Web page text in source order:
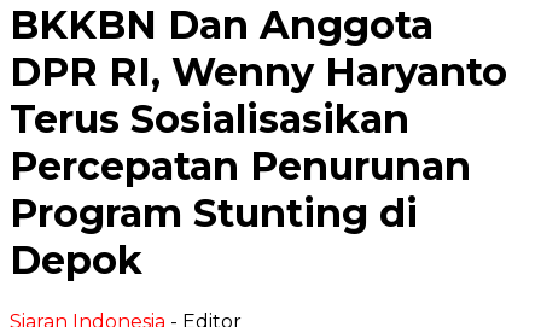
BKKBN Dan Anggota
DPR RI, Wenny Haryanto
Terus Sosialisasikan
Percepatan Penurunan
Program Stunting di
Depok
Siaran Indonesia - Editor